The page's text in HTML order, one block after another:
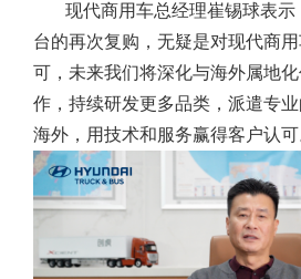
现代商用车总经理崔锡球表示
台的再次复购，无疑是对现代商
可，未来我们将深化与海外属地
作，持续研发更多品类，派遣专
海外，用技术和服务赢得客户认可